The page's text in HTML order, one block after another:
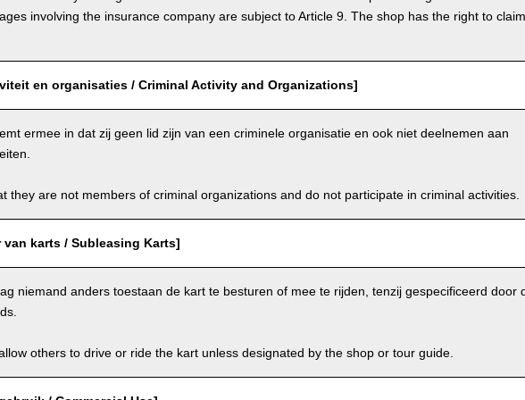
involving the insurance company are subject to Article 9. The shop has the right to claim
en organisaties / Criminal Activity and Organizations]
ermee in dat zij geen lid zijn van een criminele organisatie en ook niet deelnemen aan
they are not members of criminal organizations and do not participate in criminal activities.
karts / Subleasing Karts]
niemand anders toestaan de kart te besturen of mee te rijden, tenzij gespecificeerd door
others to drive or ride the kart unless designated by the shop or tour guide.